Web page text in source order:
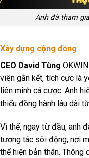
Anh đã tham
Xây dựng cộng đồng
CEO David Tùng
viên gắn kết, tích cực là
liên minh cá cược. Anh
thiếu đồng hành lâu dài
Vì thế, ngay từ đầu, anh
tương tác sôi động, nơi
thể hiện bản thân.